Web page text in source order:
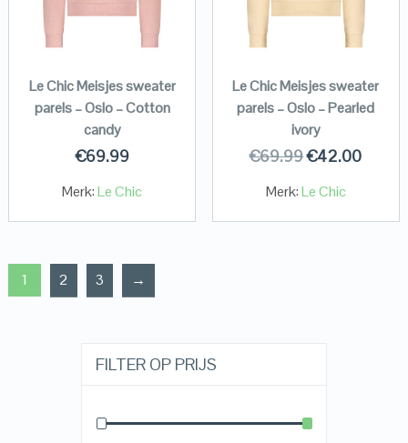
Le Chic Meisjes sweater
parels – Oslo – Cotton
candy
€69.99
Merk:Le Chic
Le Chic Meisjes sweater
parels – Oslo – Pearled
ivory
€69.99€42.00
Merk:Le Chic
1 2 3 →
FILTER OP PRIJS